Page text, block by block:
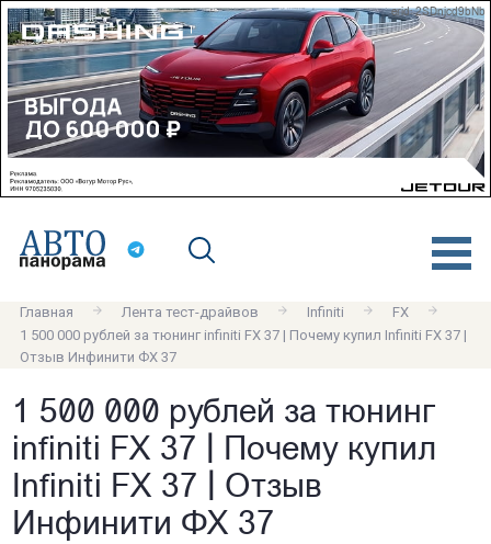
erid: 2SDnjcd9bNb
Главная Лента тест-драйвов Infiniti
FX
1 500 000 рублей за тюнинг infiniti FX 37 | Почему купил Infiniti FX 37 |
Отзыв Инфинити ФХ 37
1 500 000 рублей за тюнинг
infiniti FX 37 | Почему купил
Infiniti FX 37 | Отзыв
Инфинити ФХ 37